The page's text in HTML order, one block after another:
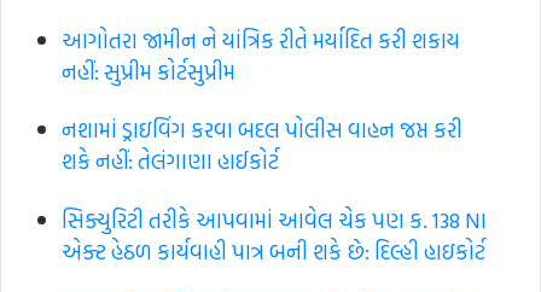
આગોતરા જામીન ને યાંત્રિક રીતે મર્યાદિત કરી શકાય
નહીં: સુપ્રીમ કોર્ટ​સુપ્રીમ
નશામાં ડ્રાઇવિંગ કરવા બદલ પોલીસ વાહન જપ્ત કરી
શકે નહીં: તેલંગાણા હાઈકોર્ટ
સિક્યુરિટી તરીકે આપવામાં આવેલ ચેક પણ ક. 138 NI
એક્ટ હેઠળ કાર્યવાહી પાત્ર બની શકે છે: દિલ્હી હાઇકોર્ટ